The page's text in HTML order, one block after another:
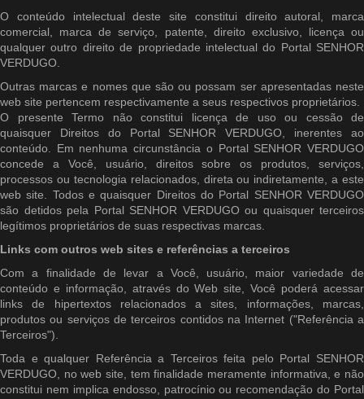
O conteúdo intelectual deste site constitui direito autoral, marca
comercial, marca de serviço, patente, direito exclusivo, licença ou
qualquer outro direito de propriedade intelectual do Portal SENHOR
VERDUGO.
Outras marcas e nomes que são ou possam ser apresentadas neste
web site pertencem respectivamente a seus respectivos proprietários.
O presente Termo não constitui licença de uso ou cessão de
quaisquer Direitos do Portal SENHOR VERDUGO, inerentes ao
conteúdo. Em nenhuma circunstância o Portal SENHOR VERDUGO
concede a Você, usuário, direitos sobre os produtos, serviços,
processos ou tecnologia relacionados, direta ou indiretamente, a este
web site. Todos e quaisquer Direitos do Portal SENHOR VERDUGO
são detidos pela Portal SENHOR VERDUGO ou quaisquer terceiros
legítimos proprietários de suas respectivas marcas.
Links com outros web sites e referências a terceiros
Com a finalidade de levar a Você, usuário, maior variedade de
conteúdo e informação, através do Web site, Você poderá acessar
links de hipertextos relacionados a sites, informações, marcas,
produtos ou serviços de terceiros contidos na Internet ("Referência a
Terceiros").
Toda e qualquer Referência a Terceiros feita pelo Portal SENHOR
VERDUGO, no web site, tem finalidade meramente informativa, e não
constitui nem implica endosso, patrocínio ou recomendação do Portal